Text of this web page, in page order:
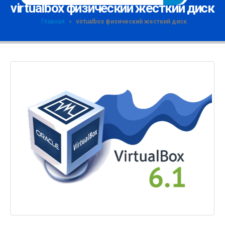
virtualbox физический жесткий диск
Главная » virtualbox физический жесткий диск